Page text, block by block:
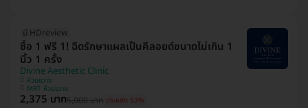
มี HDreview
ซื้อ 1 ฟรี 1! ฉีดรักษาแผลเป็นคีลอยด์ขนาดไม่เกิน 1
นิ้ว 1 ครั้ง
Divine Aesthetic Clinic
ห้วยขวาง
MRT ห้วยขวาง
2,375 บาท5,000 บาท ประหยัด 53%